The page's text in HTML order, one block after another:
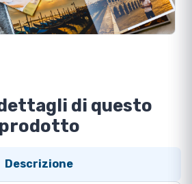
di questo
prodotto
Descrizione